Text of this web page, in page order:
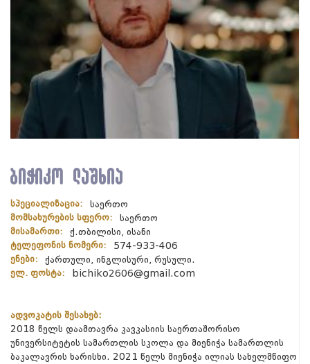
ბიჭიკო ლაშხია
სპეციალიზაცია:
საერთო
მომსახურების სფერო:
საერთო
მისამართი:
ქ.თბილისი, ისანი
ტელეფონის ნომერი:
574-933-406
ენები:
ქართული, ინგლისური, რუსული.
ელ. ფოსტა:
bichiko2606@gmail.com
ადვოკატის შესახებ:
2018 წელს დაამთავრა კავკასიის საერთაშორისო
უნივერსიტეტის სამართლის სკოლა და მიენიჭა სამართლის
ბაკალავრის ხარისხი. 2021 წელს მიენიჭა ილიას სახელმწიფო